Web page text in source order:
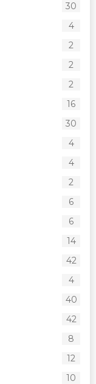
30
4
2
2
2
16
30
4
4
2
6
6
14
42
4
40
42
8
12
10